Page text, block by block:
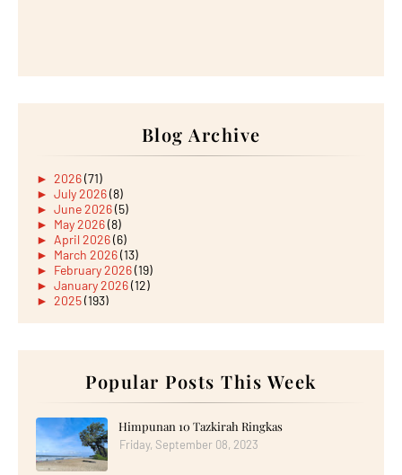
Blog Archive
► 2026(71)
► July 2026(8)
► June 2026(5)
► May 2026(8)
► April 2026(6)
► March 2026(13)
► February 2026(19)
► January 2026(12)
► 2025(193)
August 2025(18)
July 2025(15)
June 2025(12)
►May 2025 (18)
►April 2025
(8)
►March 2025 (19)
►February 2025
Popular Posts This Week
Himpunan 10 Tazkirah Ringkas
Friday, September 08, 2023